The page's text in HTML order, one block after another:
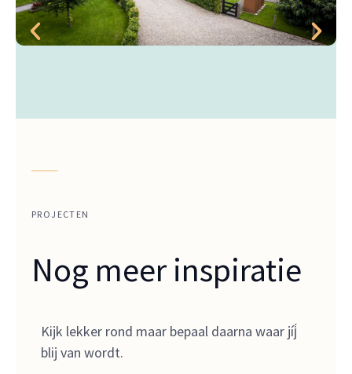
PROJECTEN
Nog meer inspiratie
Kijk lekker rond maar bepaal daarna waar jíj́
blij van wordt.